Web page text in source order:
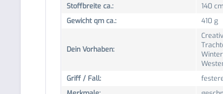
Stoffbreite ca.:
140
Gewicht qm ca.:
410 g
Dein Vorhaben:
Griff / Fall: